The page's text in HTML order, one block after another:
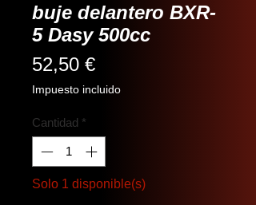
buje delantero BXR-
5 Dasy 500cc
52,50 €Precio
Impuesto incluido
Cantidad *
Solo 1 disponible(s)